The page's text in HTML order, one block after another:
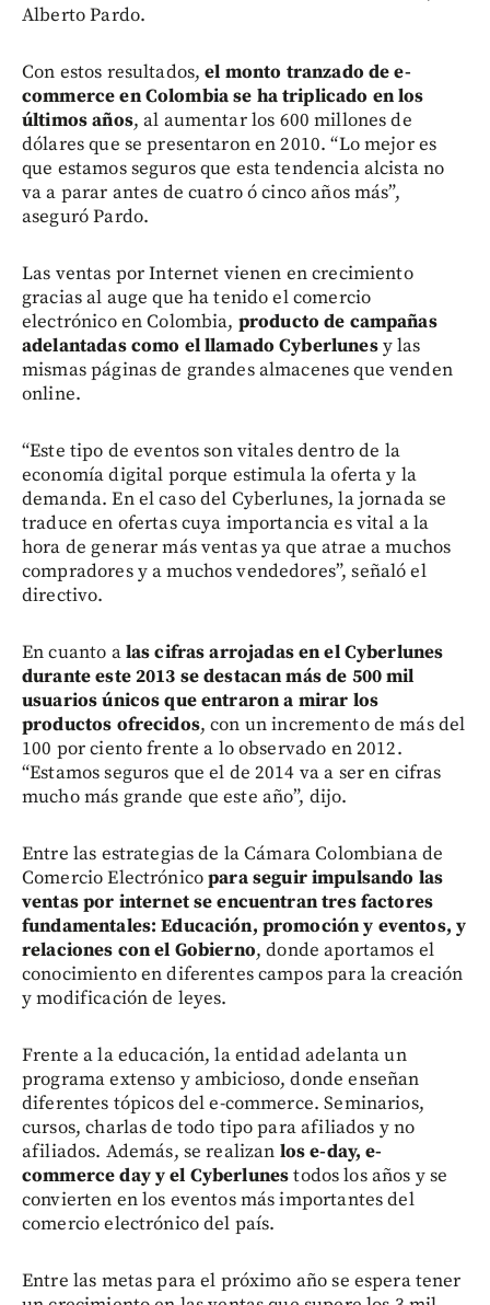
Alberto Pardo.
Con estos resultados,el monto tranzado de e-
commerce en Colombia se ha triplicado en los
últimos años, al aumentar los 600 millones de
dólares que se presentaron en 2010. “Lo mejor es
que estamos seguros que esta tendencia alcista no
va a parar antes de cuatro ó cinco años más”,
aseguró Pardo.
Las ventas por Internet vienen en crecimiento
gracias al auge que ha tenido el comercio
electrónico en Colombia, producto de campañas
adelantadas como el llamado Cyberlunesy las
mismas páginas de grandes almacenes que venden
online.
“Este tipo de eventos son vitales dentro de la
economía digital porque estimula la oferta y la
demanda. En el caso del Cyberlunes, la jornada se
traduce en ofertas cuya importancia es vital a la
hora de generar más ventas ya que atrae a muchos
compradores y a muchos vendedores”, señaló el
directivo.
En cuanto alas cifras arrojadas en el Cyberlunes
durante este 2013 se destacan más de 500 mil
usuarios únicos que entraron a mirar los
productos ofrecidos, con un incremento de más del
100 por ciento frente a lo observado en 2012.
“Estamos seguros que el de 2014 va a ser en cifras
mucho más grande que este año”, dijo.
Entre las estrategias de la Cámara Colombiana de
Comercio Electrónicopara seguir impulsando las
ventas por internet se encuentran tres factores
fundamentales: Educación, promoción y eventos, y
relaciones con el Gobierno, donde aportamos el
conocimiento en diferentes campos para la creación
y modificación de leyes.
Frente a la educación, la entidad adelanta un
programa extenso y ambicioso, donde enseñan
diferentes tópicos del e-commerce. Seminarios,
cursos, charlas de todo tipo para afiliados y no
afiliados. Además, se realizan los e-day, e-
commerce day y el Cyberlunestodos los años y se
convierten en los eventos más importantes del
comercio electrónico del país.
Entre las metas para el próximo año se espera tener